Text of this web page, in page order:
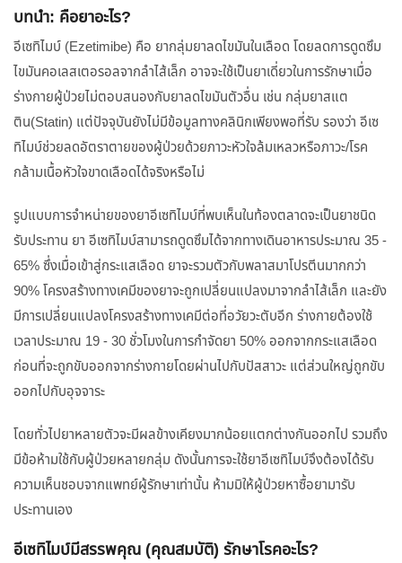
บทนำ: คือยาอะไร?
อีเซทิไมบ์ (Ezetimibe) คือ ยากลุ่มยาลดไขมันในเลือด โดยลดการดูดซึม
ไขมันคอเลสเตอรอลจากลำไส้เล็ก อาจจะใช้เป็นยาเดี่ยวในการรักษาเมื่อ
ร่างกายผู้ป่วยไม่ตอบสนองกับยาลดไขมันตัวอื่น เช่น กลุ่มยาสแต
ติน(Statin) แต่ปัจจุบันยังไม่มีข้อมูลทางคลินิกเพียงพอที่รับ รองว่า อีเซ
ทิไมบ์ช่วยลดอัตราตายของผู้ป่วยด้วยภาวะหัวใจล้มเหลวหรือภาวะ/โรค
กล้ามเนื้อหัวใจขาดเลือดได้จริงหรือไม่
รูปแบบการจำหน่ายของยาอีเซทิไมบ์ที่พบเห็นในท้องตลาดจะเป็นยาชนิด
รับประทาน ยา อีเซทิไมบ์สามารถดูดซึมได้จากทางเดินอาหารประมาณ 35 -
65% ซึ่งเมื่อเข้าสู่กระแสเลือด ยาจะรวมตัวกับพลาสมาโปรตีนมากกว่า
90% โครงสร้างทางเคมีของยาจะถูกเปลี่ยนแปลงมาจากลำไส้เล็ก และยัง
มีการเปลี่ยนแปลงโครงสร้างทางเคมีต่อที่อวัยวะตับอีก ร่างกายต้องใช้
เวลาประมาณ 19 - 30 ชั่วโมงในการกำจัดยา 50% ออกจากกระแสเลือด
ก่อนที่จะถูกขับออกจากร่างกายโดยผ่านไปกับปัสสาวะ แต่ส่วนใหญ่ถูกขับ
ออกไปกับอุจจาระ
โดยทั่วไปยาหลายตัวจะมีผลข้างเคียงมากน้อยแตกต่างกันออกไป รวมถึง
มีข้อห้ามใช้กับผู้ป่วยหลายกลุ่ม ดังนั้นการจะใช้ยาอีเซทิไมบ์จึงต้องได้รับ
ความเห็นชอบจากแพทย์ผู้รักษาเท่านั้น ห้ามมิให้ผู้ป่วยหาซื้อยามารับ
ประทานเอง
อีเซทิไมบ์มีสรรพคุณ (คุณสมบัติ) รักษาโรคอะไร?